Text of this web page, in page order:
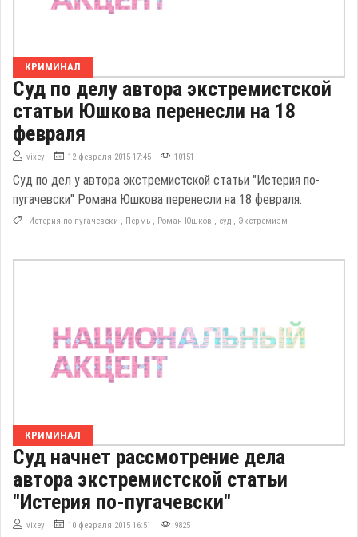
КРИМИНАЛ
Суд по делу автора экстремистской
статьи Юшкова перенесли на 18
февраля
vixey 12 февраля 2015 17:45 10151
Суд по дел у автора экстремистской статьи "Истерия по-
пугачевски" Романа Юшкова перенесли на 18 февраля.
Истерия по-пугачевски , Пермь , Роман Юшков , суд , Экстремизм
КРИМИНАЛ
Суд начнет рассмотрение дела
автора экстремистской статьи
"Истерия по-пугачевски"
vixey 10 февраля 2015 16:51 9825